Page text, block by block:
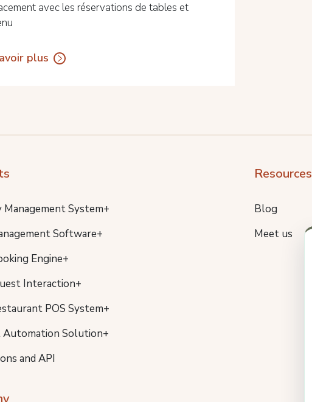
avec les réservations de tables et
plus
System+
Software+
Engine+
Interaction+
POS System+
Automation Solution+
and API
Resources
Blog
Meet us